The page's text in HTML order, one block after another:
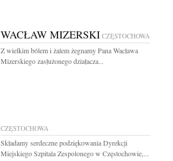
WACŁAW MIZERSKI CZĘSTOCHOWA
Z wielkim bólem i żalem żegnamy Pana Wacława
Mizerskiego zasłużonego działacza...
CZĘSTOCHOWA
Składamy serdeczne podziękowania Dyrekcji
Miejskiego Szpitala Zespolonego w Częstochowie,...